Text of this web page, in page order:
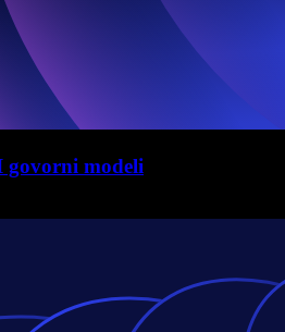
govorni modeli